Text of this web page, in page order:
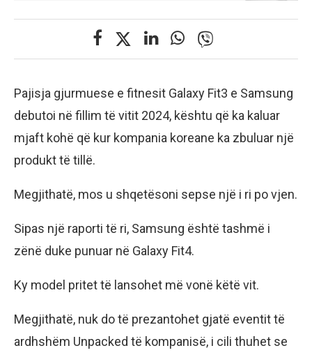
Pajisja gjurmuese e fitnesit Galaxy Fit3 e Samsung
debutoi në fillim të vitit 2024, kështu që ka kaluar
mjaft kohë që kur kompania koreane ka zbuluar një
produkt të tillë.
Megjithatë, mos u shqetësoni sepse një i ri po vjen.
Sipas një raporti të ri, Samsung është tashmë i
zënë duke punuar në Galaxy Fit4.
Ky model pritet të lansohet më vonë këtë vit.
Megjithatë, nuk do të prezantohet gjatë eventit të
ardhshëm Unpacked të kompanisë, i cili thuhet se